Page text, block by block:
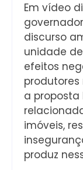
Em vídeo
discurso
unidade
efeitos
produtores
a
imóveis,
produz